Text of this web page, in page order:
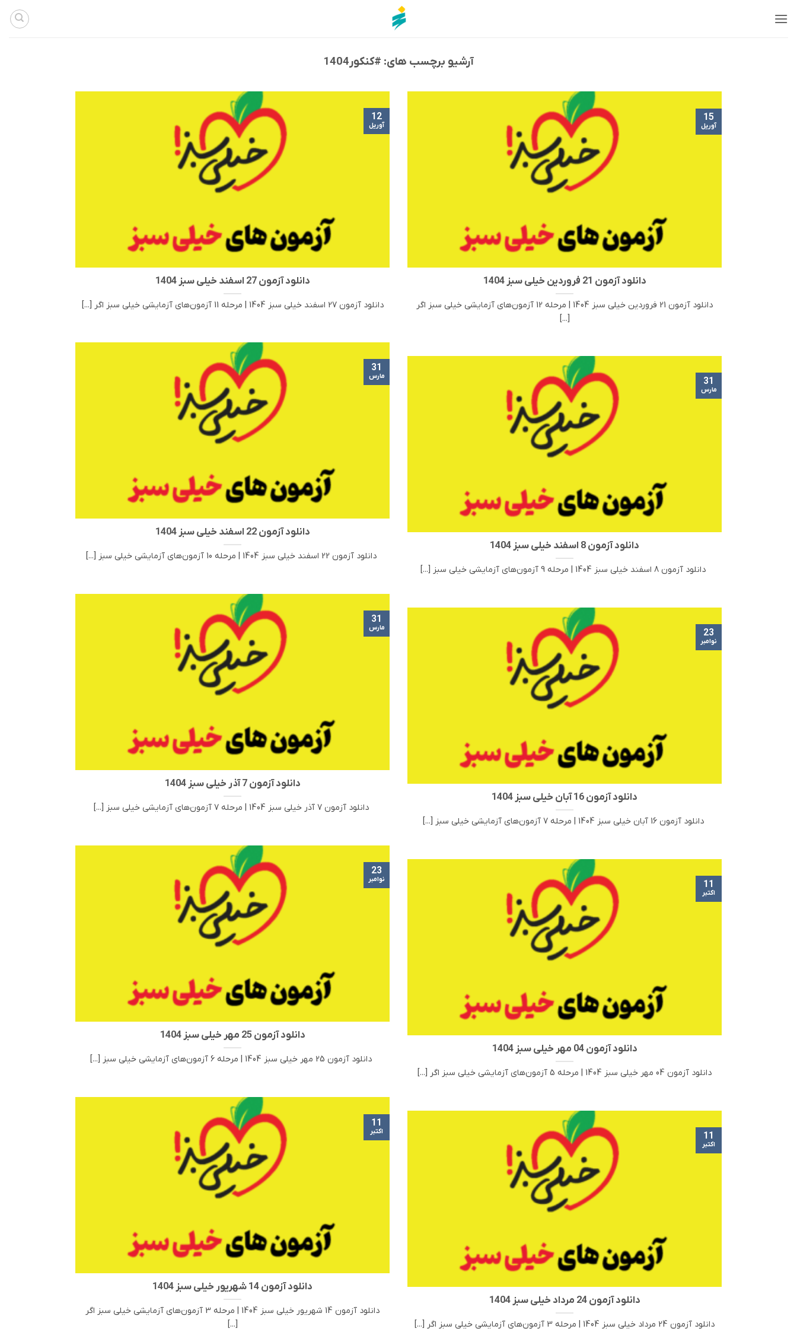
آرشیو برچسب های: #کنکور1404
دانلود آزمون 21 فروردین خیلی سبز 1404
دانلود آزمون 21 فروردین خیلی سبز 1404 | مرحله 12 آزمون‌های آزمایشی خیلی سبز اگر
[...]
15
آوریل
دانلود آزمون 27 اسفند خیلی سبز 1404
دانلود آزمون 27 اسفند خیلی سبز 1404 | مرحله 11 آزمون‌های آزمایشی خیلی سبز اگر [...]
12
آوریل
دانلود آزمون 22 اسفند خیلی سبز 1404
دانلود آزمون 22 اسفند خیلی سبز 1404 | مرحله 10 آزمون‌های آزمایشی خیلی سبز [...]
31
مارس
دانلود آزمون 8 اسفند خیلی سبز 1404
دانلود آزمون 8 اسفند خیلی سبز 1404 | مرحله 9 آزمون‌های آزمایشی خیلی سبز [...]
31
مارس
دانلود آزمون 7 آذر خیلی سبز 1404
دانلود آزمون 7 آذر خیلی سبز 1404 | مرحله 7 آزمون‌های آزمایشی خیلی سبز [...]
31
مارس
دانلود آزمون 16 آبان خیلی سبز 1404
دانلود آزمون 16 آبان خیلی سبز 1404 | مرحله 7 آزمون‌های آزمایشی خیلی سبز [...]
23
نوامبر
دانلود آزمون 25 مهر خیلی سبز 1404
دانلود آزمون 25 مهر خیلی سبز 1404 | مرحله 6 آزمون‌های آزمایشی خیلی سبز [...]
23
نوامبر
دانلود آزمون 04 مهر خیلی سبز 1404
دانلود آزمون 04 مهر خیلی سبز 1404 | مرحله 5 آزمون‌های آزمایشی خیلی سبز اگر [...]
11
اکتبر
دانلود آزمون 14 شهریور خیلی سبز 1404
دانلود آزمون 14 شهریور خیلی سبز 1404 | مرحله 3 آزمون‌های آزمایشی خیلی سبز اگر
[...]
11
اکتبر
دانلود آزمون 24 مرداد خیلی سبز 1404
دانلود آزمون 24 مرداد خیلی سبز 1404 | مرحله 3 آزمون‌های آزمایشی خیلی سبز اگر [...]
11
اکتبر